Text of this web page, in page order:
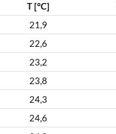
T [°C]
21,9
22,6
23,2
23,8
24,3
24,6